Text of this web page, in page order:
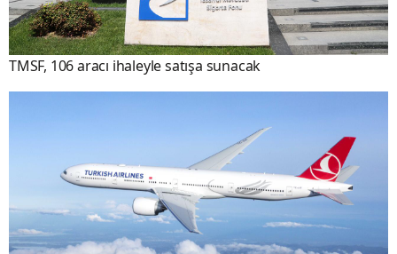
TMSF, 106 aracı ihaleyle satışa sunacak